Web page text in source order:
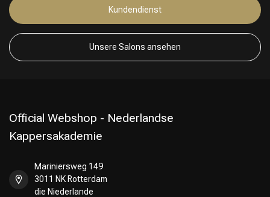
Kundendienst
Unsere Salons ansehen
Official Webshop - Nederlandse
Kappersakademie
Mariniersweg 149
3011 NK Rotterdam
die Niederlande